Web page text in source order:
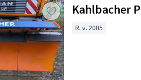
Kahlbacher
R. v. 2005